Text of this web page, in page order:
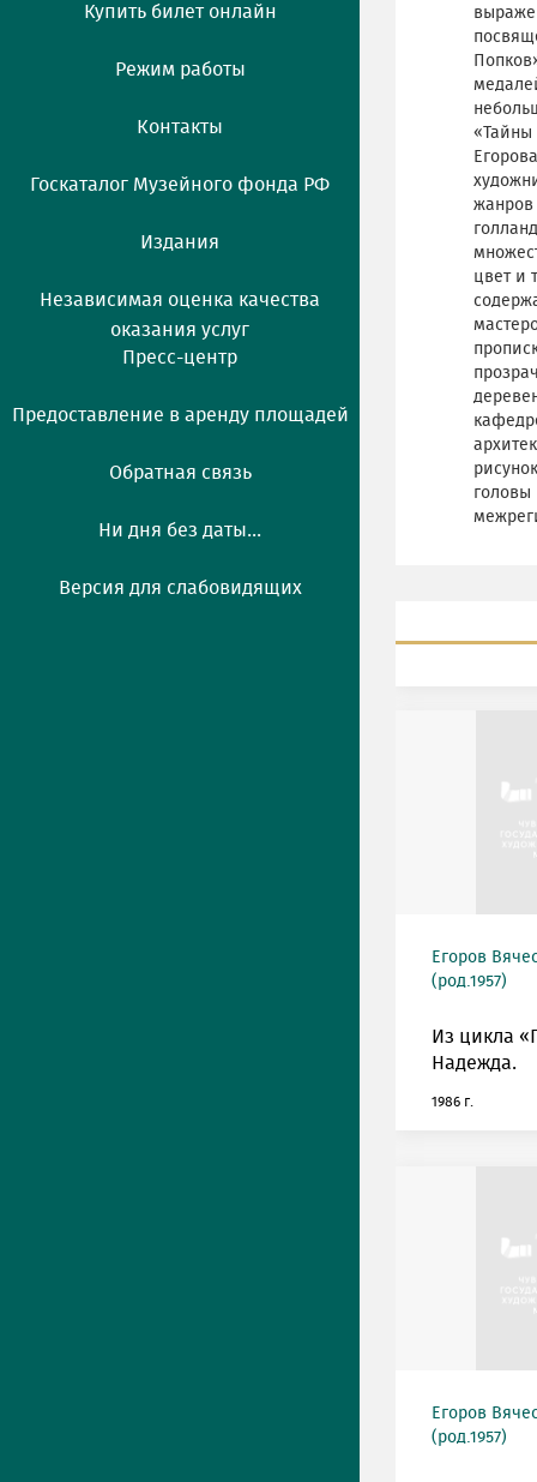
Купить билет онлайн
Режим работы
Контакты
Госкаталог Музейного фонда РФ
Издания
Независимая оценка качества
оказания услуг
Пресс-центр
Предоставление в аренду площадей
Обратная связь
Ни дня без даты...
Версия для слабовидящих
«Тайны
жанров
цвет и
головы
Егоров
(род.1957)
Из цикла
Надежда.
1986 г.
Егоров
(род.1957)